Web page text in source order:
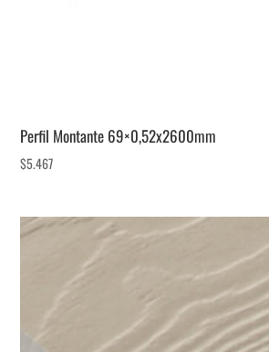
Perfil Montante 69×0,52x2600mm
$5.467